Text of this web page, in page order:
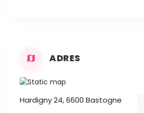
ADRES
Hardigny 24, 6600 Bastogne